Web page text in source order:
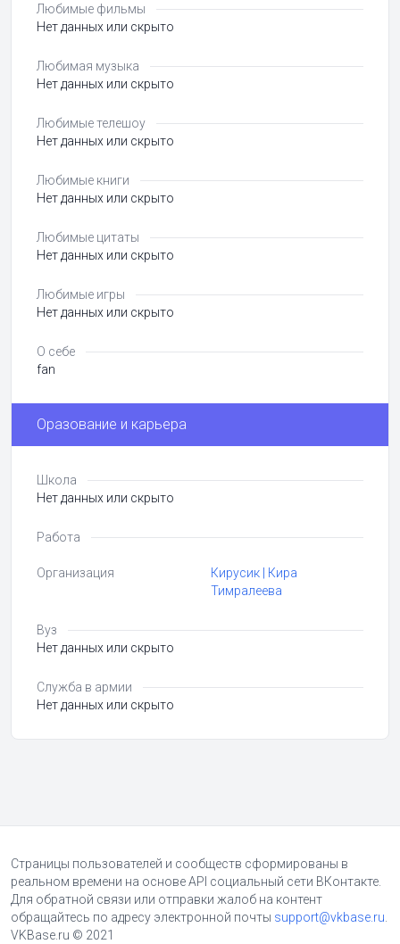
Любимые фильмы
Нет данных или скрыто
Любимая музыка
Нет данных или скрыто
Любимые телешоу
Нет данных или скрыто
Любимые книги
Нет данных или скрыто
Любимые цитаты
Нет данных или скрыто
Любимые игры
Нет данных или скрыто
О себе
fan
Оразование и карьера
Школа
Нет данных или скрыто
Работа
Организация
Кирусик | Кира
Тимралеева
Вуз
Нет данных или скрыто
Служба в армии
Нет данных или скрыто
Страницы пользователей и сообществ сформированы в
реальном времени на основе API социальный сети ВКонтакте.
Для обратной связи или отправки жалоб на контент
обращайтесь по адресу электронной почты support@vkbase.ru
VKBase.ru © 2021